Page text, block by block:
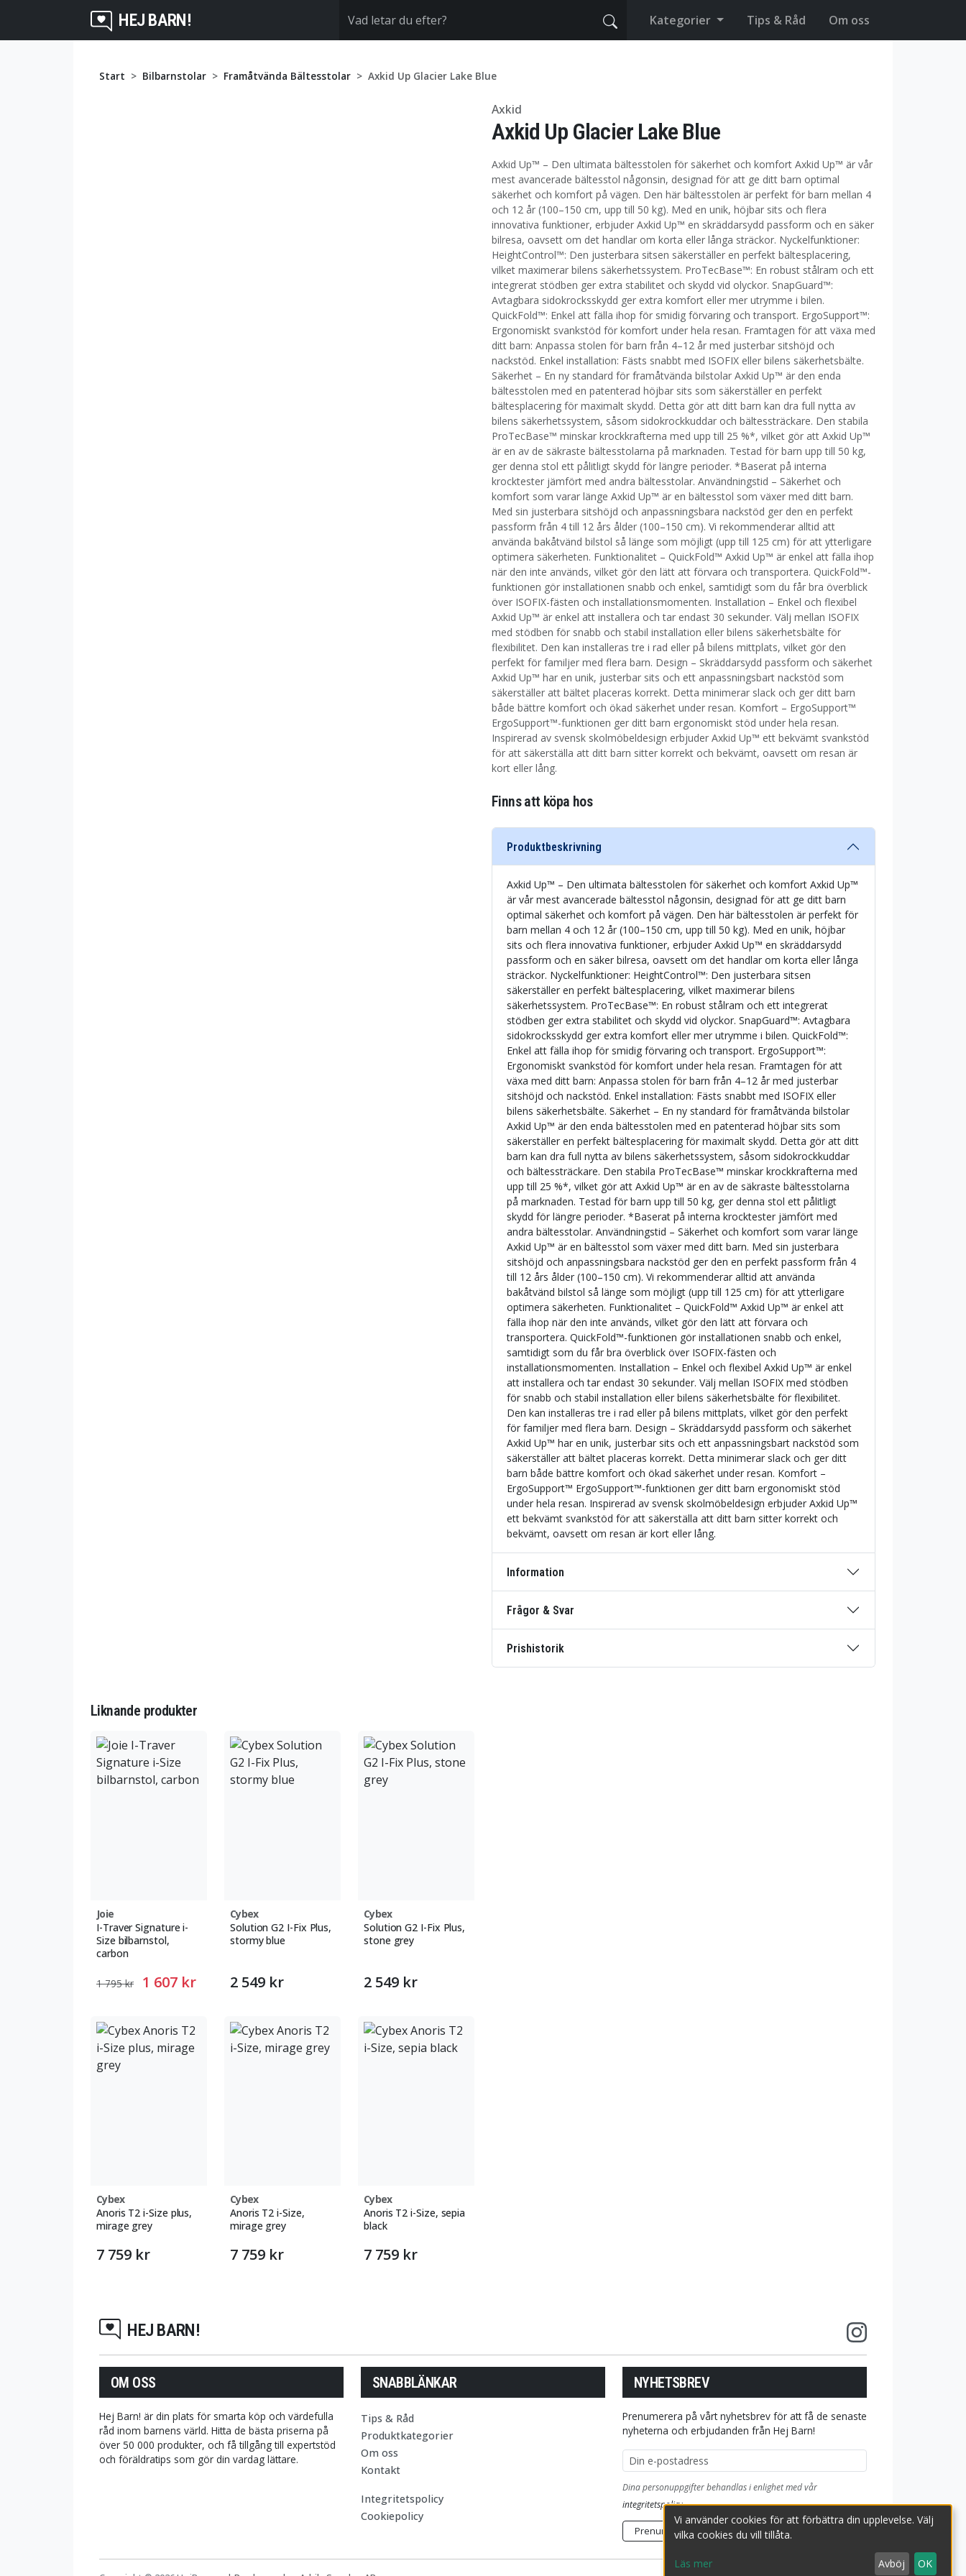
HEJ BARN! Kategorier Tips & Råd Om oss
Start Bilbarnstolar Framåtvända Bältesstolar Axkid Up Glacier Lake Blue
Axkid
Axkid Up Glacier Lake Blue
Axkid Up™ – Den ultimata bältesstolen för säkerhet och komfort Axkid Up™ är vår
mest avancerade bältesstol någonsin, designad för att ge ditt barn optimal
säkerhet och komfort på vägen. Den här bältesstolen är perfekt för barn mellan 4
och 12 år (100–150 cm, upp till 50 kg). Med en unik, höjbar sits och flera
innovativa funktioner, erbjuder Axkid Up™ en skräddarsydd passform och en säker
bilresa, oavsett om det handlar om korta eller långa sträckor. Nyckelfunktioner:
HeightControl™: Den justerbara sitsen säkerställer en perfekt bältesplacering,
vilket maximerar bilens säkerhetssystem. ProTecBase™: En robust stålram och ett
integrerat stödben ger extra stabilitet och skydd vid olyckor. SnapGuard™:
Avtagbara sidokrocksskydd ger extra komfort eller mer utrymme i bilen.
QuickFold™: Enkel att fälla ihop för smidig förvaring och transport. ErgoSupport™:
Ergonomiskt svankstöd för komfort under hela resan. Framtagen för att växa med
ditt barn: Anpassa stolen för barn från 4–12 år med justerbar sitshöjd och
nackstöd. Enkel installation: Fästs snabbt med ISOFIX eller bilens säkerhetsbälte.
Säkerhet – En ny standard för framåtvända bilstolar Axkid Up™ är den enda
bältesstolen med en patenterad höjbar sits som säkerställer en perfekt
bältesplacering för maximalt skydd. Detta gör att ditt barn kan dra full nytta av
bilens säkerhetssystem, såsom sidokrockkuddar och bältessträckare. Den stabila
ProTecBase™ minskar krockkrafterna med upp till 25 %*, vilket gör att Axkid Up™
är en av de säkraste bältesstolarna på marknaden. Testad för barn upp till 50 kg,
ger denna stol ett pålitligt skydd för längre perioder. *Baserat på interna
krocktester jämfört med andra bältesstolar. Användningstid – Säkerhet och
komfort som varar länge Axkid Up™ är en bältesstol som växer med ditt barn.
Med sin justerbara sitshöjd och anpassningsbara nackstöd ger den en perfekt
passform från 4 till 12 års ålder (100–150 cm). Vi rekommenderar alltid att
använda bakåtvänd bilstol så länge som möjligt (upp till 125 cm) för att ytterligare
optimera säkerheten. Funktionalitet – QuickFold™ Axkid Up™ är enkel att fälla ihop
när den inte används, vilket gör den lätt att förvara och transportera. QuickFold™-
funktionen gör installationen snabb och enkel, samtidigt som du får bra överblick
över ISOFIX-fästen och installationsmomenten. Installation – Enkel och flexibel
Axkid Up™ är enkel att installera och tar endast 30 sekunder. Välj mellan ISOFIX
med stödben för snabb och stabil installation eller bilens säkerhetsbälte för
flexibilitet. Den kan installeras tre i rad eller på bilens mittplats, vilket gör den
perfekt för familjer med flera barn. Design – Skräddarsydd passform och säkerhet
Axkid Up™ har en unik, justerbar sits och ett anpassningsbart nackstöd som
säkerställer att bältet placeras korrekt. Detta minimerar slack och ger ditt barn
både bättre komfort och ökad säkerhet under resan. Komfort – ErgoSupport™
ErgoSupport™-funktionen ger ditt barn ergonomiskt stöd under hela resan.
Inspirerad av svensk skolmöbeldesign erbjuder Axkid Up™ ett bekvämt svankstöd
för att säkerställa att ditt barn sitter korrekt och bekvämt, oavsett om resan är
kort eller lång.
Finns att köpa hos
Produktbeskrivning
Axkid Up™ – Den ultimata bältesstolen för säkerhet och komfort Axkid Up™
är vår mest avancerade bältesstol någonsin, designad för att ge ditt barn
optimal säkerhet och komfort på vägen. Den här bältesstolen är perfekt för
barn mellan 4 och 12 år (100–150 cm, upp till 50 kg). Med en unik, höjbar
sits och flera innovativa funktioner, erbjuder Axkid Up™ en skräddarsydd
passform och en säker bilresa, oavsett om det handlar om korta eller långa
sträckor. Nyckelfunktioner: HeightControl™: Den justerbara sitsen
säkerställer en perfekt bältesplacering, vilket maximerar bilens
säkerhetssystem. ProTecBase™: En robust stålram och ett integrerat
stödben ger extra stabilitet och skydd vid olyckor. SnapGuard™: Avtagbara
sidokrocksskydd ger extra komfort eller mer utrymme i bilen. QuickFold™:
Enkel att fälla ihop för smidig förvaring och transport. ErgoSupport™:
Ergonomiskt svankstöd för komfort under hela resan. Framtagen för att
växa med ditt barn: Anpassa stolen för barn från 4–12 år med justerbar
sitshöjd och nackstöd. Enkel installation: Fästs snabbt med ISOFIX eller
bilens säkerhetsbälte. Säkerhet – En ny standard för framåtvända bilstolar
Axkid Up™ är den enda bältesstolen med en patenterad höjbar sits som
säkerställer en perfekt bältesplacering för maximalt skydd. Detta gör att ditt
barn kan dra full nytta av bilens säkerhetssystem, såsom sidokrockkuddar
och bältessträckare. Den stabila ProTecBase™ minskar krockkrafterna med
upp till 25 %*, vilket gör att Axkid Up™ är en av de säkraste bältesstolarna
på marknaden. Testad för barn upp till 50 kg, ger denna stol ett pålitligt
skydd för längre perioder. *Baserat på interna krocktester jämfört med
andra bältesstolar. Användningstid – Säkerhet och komfort som varar länge
Axkid Up™ är en bältesstol som växer med ditt barn. Med sin justerbara
sitshöjd och anpassningsbara nackstöd ger den en perfekt passform från 4
till 12 års ålder (100–150 cm). Vi rekommenderar alltid att använda
bakåtvänd bilstol så länge som möjligt (upp till 125 cm) för att ytterligare
optimera säkerheten. Funktionalitet – QuickFold™ Axkid Up™ är enkel att
fälla ihop när den inte används, vilket gör den lätt att förvara och
transportera. QuickFold™-funktionen gör installationen snabb och enkel,
samtidigt som du får bra överblick över ISOFIX-fästen och
installationsmomenten. Installation – Enkel och flexibel Axkid Up™ är enkel
att installera och tar endast 30 sekunder. Välj mellan ISOFIX med stödben
för snabb och stabil installation eller bilens säkerhetsbälte för flexibilitet.
Den kan installeras tre i rad eller på bilens mittplats, vilket gör den perfekt
för familjer med flera barn. Design – Skräddarsydd passform och säkerhet
Axkid Up™ har en unik, justerbar sits och ett anpassningsbart nackstöd som
säkerställer att bältet placeras korrekt. Detta minimerar slack och ger ditt
barn både bättre komfort och ökad säkerhet under resan. Komfort –
ErgoSupport™ ErgoSupport™-funktionen ger ditt barn ergonomiskt stöd
under hela resan. Inspirerad av svensk skolmöbeldesign erbjuder Axkid Up™
ett bekvämt svankstöd för att säkerställa att ditt barn sitter korrekt och
bekvämt, oavsett om resan är kort eller lång.
Information
Frågor & Svar
Prishistorik
Liknande produkter
Joie
I-Traver Signature i-
Size bilbarnstol,
carbon
1 795 kr 1 607 kr
Cybex
Solution G2 I-Fix Plus,
stormy blue
2 549 kr
Cybex
Solution G2 I-Fix Plus,
stone grey
2 549 kr
Cybex
Anoris T2 i-Size plus,
mirage grey
7 759 kr
Cybex
Anoris T2 i-Size,
mirage grey
7 759 kr
Cybex
Anoris T2 i-Size, sepia
black
7 759 kr
HEJ BARN!
OM OSS
Hej Barn! är din plats för smarta köp och värdefulla
råd inom barnens värld. Hitta de bästa priserna på
över 50 000 produkter, och få tillgång till expertstöd
och föräldratips som gör din vardag lättare.
SNABBLÄNKAR
Tips & Råd
Produktkategorier
Om oss
Kontakt
Integritetspolicy
Cookiepolicy
NYHETSBREV
Prenumerera på vårt nyhetsbrev för att få de senaste
nyheterna och erbjudanden från Hej Barn!
E-postadress
Dina personuppgifter behandlas i enlighet med vår
integritetspolicy.
Prenumerera
Vi använder cookies för att förbättra din upplevelse. Välj
vilka cookies du vill tillåta.
Läs mer Avböj OK